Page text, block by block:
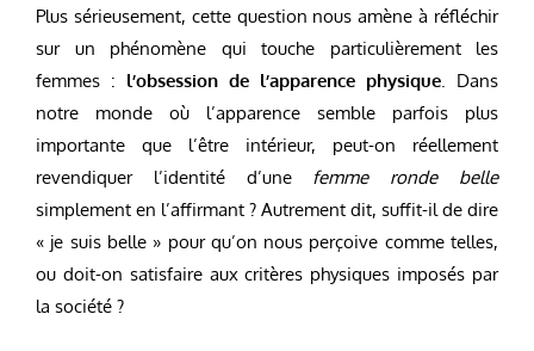
Plus sérieusement, cette question nous amène à réfléchir
sur un phénomène qui touche particulièrement les
femmes : l’obsession de l’apparence physique. Dans
notre monde où l’apparence semble parfois plus
importante que l’être intérieur, peut-on réellement
revendiquer l’identité d’une femme ronde belle
simplement en l’affirmant ? Autrement dit, suffit-il de dire
« je suis belle » pour qu’on nous perçoive comme telles,
ou doit-on satisfaire aux critères physiques imposés par
la société ?